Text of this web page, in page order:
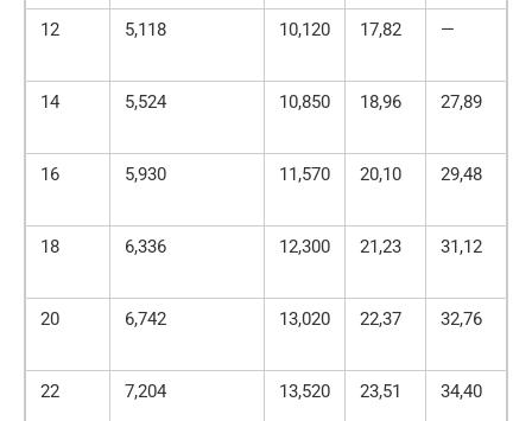
12 5,118 10,120 17,82 —
14 5,524 10,850 18,96 27,89
16 5,930 11,570 20,10 29,48
18 6,336 12,300 21,23 31,12
20 6,742 13,020 22,37 32,76
22 7,204 13,520 23,51 34,40